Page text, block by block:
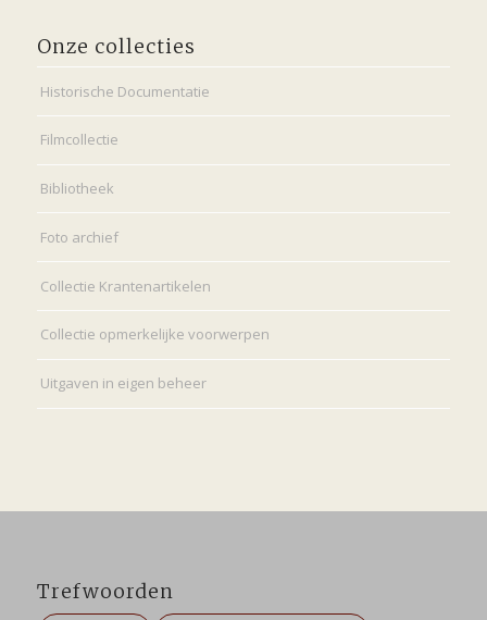
Onze collecties
Historische Documentatie
Filmcollectie
Bibliotheek
Foto archief
Collectie Krantenartikelen
Collectie opmerkelijke voorwerpen
Uitgaven in eigen beheer
Trefwoorden